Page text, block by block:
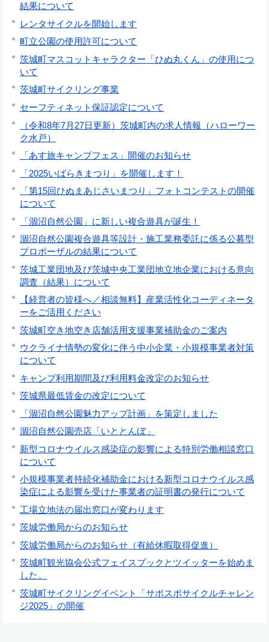
結果について
レンタサイクルを開始します
町立公園の使用許可について
茨城町マスコットキャラクター「ひぬ丸くん」の使用につ
いて
茨城町サイクリング事業
セーフティネット保証認定について
（令和8年7月27日更新）茨城町内の求人情報（ハローワー
ク水戸）
「あす旅キャンプフェス」開催のお知らせ
「2025いばらきまつり」を開催します！
「第15回ひぬまあじさいまつり」フォトコンテストの開催
について
「涸沼自然公園」に新しい複合遊具が誕生！
涸沼自然公園複合遊具等設計・施工業務委託に係る公募型
プロポーザルの結果について
茨城工業団地及び茨城中央工業団地立地企業における意向
調査（結果）について
【経営者の皆様へ／相談無料】産業活性化コーディネータ
ーをご活用ください
茨城町空き地空き店舗活用支援事業補助金のご案内
ウクライナ情勢の変化に伴う中小企業・小規模事業者対策
について
キャンプ利用期間及び利用料金改定のお知らせ
茨城県最低賃金の改定について
「涸沼自然公園魅力アップ計画」を策定しました
涸沼自然公園売店「いととんぼ」
新型コロナウイルス感染症の影響による特別労働相談窓口
について
小規模事業者持続化補助金における新型コロナウイルス感
染症による影響を受けた事業者の証明書の発行について
工場立地法の届出窓口が変わります
茨城労働局からのお知らせ
茨城労働局からのお知らせ（有給休暇取得促進）
茨城町観光協会公式フェイスブックとツイッターを始めま
した。
茨城町サイクリングイベント「サポスポサイクルチャレン
ジ2025」の開催